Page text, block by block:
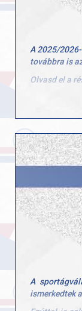
A 2025/
továbbra is
Olvasd el a
A
ismerkedtek